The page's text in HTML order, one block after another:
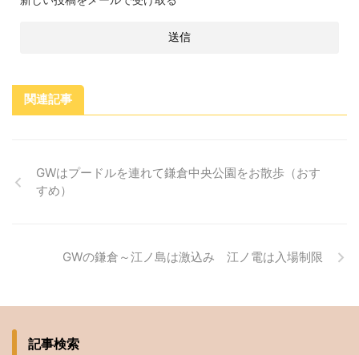
関連記事
GWはプードルを連れて鎌倉中央公園をお散歩（おす
すめ）
GWの鎌倉～江ノ島は激込み 江ノ電は入場制限
記事検索